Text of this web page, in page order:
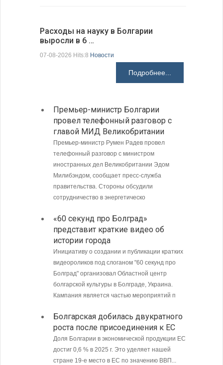
Расходы на науку в Болгарии
выросли в 6 …
07-08-2026 Hits:8 Новости
Подробнее...
Премьер-министр Болгарии
провел телефонный разговор с
главой МИД Великобритании
Премьер-министр Румен Радев провел
телефонный разговор с министром
иностранных дел Великобритании Эдом
Милибэндом, сообщает пресс-служба
правительства. Стороны обсудили
сотрудничество в энергетическо
«60 секунд про Болград»
представит краткие видео об
истории города
Инициативу о создании и публикации кратких
видеороликов под слоганом "60 секунд про
Болград" организовал Областной центр
болгарской культуры в Болграде, Украина.
Кампания является частью мероприятий п
Болгарская добилась двукратного
роста после присоединения к ЕС
Доля Болгарии в экономической продукции ЕС
достиг 0,6 % в 2025 г. Это уделяет нашей
стране 19-е место в ЕС по значению ВВП...